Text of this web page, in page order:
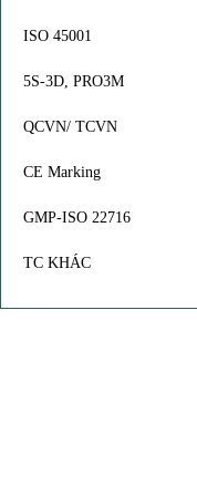
ISO 45001
5S-3D, PRO3M
QCVN/ TCVN
CE Marking
GMP-ISO 22716
TC KHÁC